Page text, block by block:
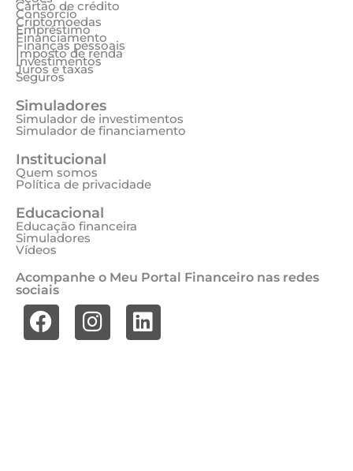
Cartão de crédito
Consórcio
Criptomoedas
Empréstimo
Financiamento
Finanças pessoais
Imposto de renda
Investimentos
Juros e taxas
Seguros
Simuladores
Simulador de investimentos
Simulador de financiamento
Institucional
Quem somos
Política de privacidade
Educacional
Educação financeira
Simuladores
Vídeos
Acompanhe o Meu Portal Financeiro nas redes
sociais